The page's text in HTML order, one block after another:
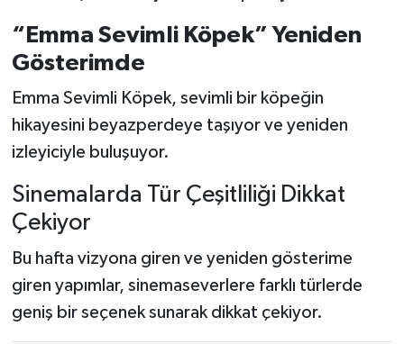
“Emma Sevimli Köpek” Yeniden
Gösterimde
Emma Sevimli Köpek, sevimli bir köpeğin
hikayesini beyazperdeye taşıyor ve yeniden
izleyiciyle buluşuyor.
Sinemalarda Tür Çeşitliliği Dikkat
Çekiyor
Bu hafta vizyona giren ve yeniden gösterime
giren yapımlar, sinemaseverlere farklı türlerde
geniş bir seçenek sunarak dikkat çekiyor.